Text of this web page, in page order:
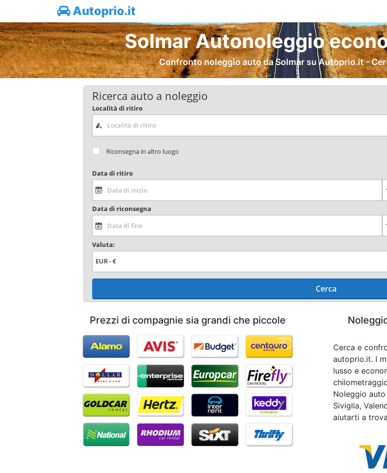
Autoprio.it
Solmar Autonoleggio
Confronto noleggio auto da Solmar su Autoprio.it -
Ricerca auto a noleggio
Località di ritiro
Riconsegna in altro luogo
Data di ritiro
Data di riconsegna
Valuta:
Cerca
Prezzi di compagnie sia grandi che piccole
Cerca e
autoprio.it. I
lusso e
Noleggio
Siviglia,
aiutarti a